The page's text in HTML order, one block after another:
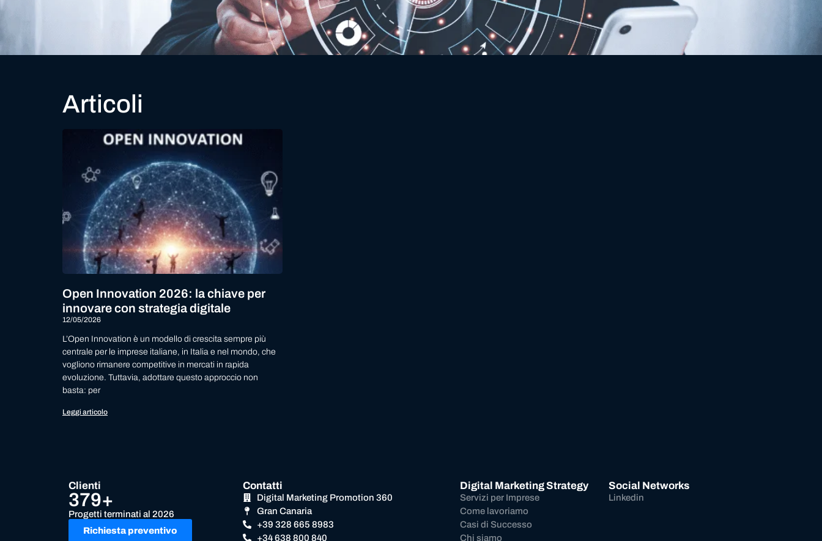
Articoli
Open Innovation 2026: la chiave per
innovare con strategia digitale
12/05/2026
L’Open Innovation è un modello di crescita sempre più
centrale per le imprese italiane, in Italia e nel mondo, che
vogliono rimanere competitive in mercati in rapida
evoluzione. Tuttavia, adottare questo approccio non
basta: per
Leggi articolo
Clienti
379+
Progetti terminati al 2026
Richiesta preventivo
Contatti
Digital Marketing Promotion 360
Gran Canaria
+39 328 665 8983
+34 638 800 840
Digital Marketing Strategy
Servizi per Imprese
Come lavoriamo
Casi di Successo
Chi siamo
Social Networks
Linkedin